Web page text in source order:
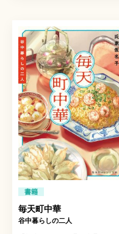
書籍
毎天町中華
谷中暮らしの二人